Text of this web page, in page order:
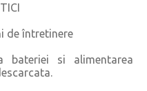
de întretinere
bateriei si alimentarea